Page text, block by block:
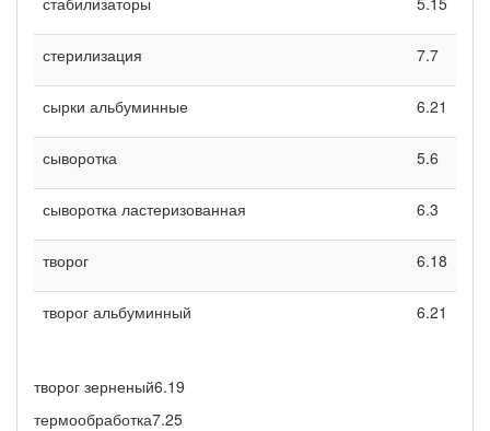
стерилизация 7.7
сырки альбуминные 6.21
сыворотка 5.6
сыворотка ластеризованная 6.3
творог 6.18
творог альбуминный 6.21
творог зерненый6.19
термообработка7.25